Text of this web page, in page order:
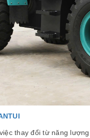
thay đổi từ năng